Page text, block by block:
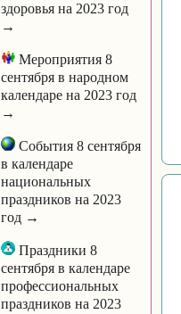
здоровья на 2023 год
→
Мероприятия 8
сентября в народном
календаре на 2023 год
→
События 8 сентября
в календаре
национальных
праздников на 2023
год →
Праздники 8
сентября в календаре
профессиональных
праздников на 2023